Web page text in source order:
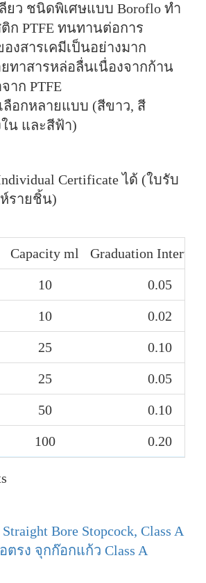
ยว ชนิดพิเศษแบบ Boroflo ทำ
ก PTFE ทนทานต่อการ
งสารเคมีเป็นอย่างมาก
ทาสารหล่อลื่นเนื่องจากก้าน
าก PTFE
ลือกหลายแบบ (สีขาว, สี
น และสีฟ้า)
Certificate ได้ (ใบรับ
ห์รายชิ้น)
Capacity ml Graduation
10 0.05
10 0.02
25 0.10
25 0.05
50 0.10
100 0.20
Bore Stopcock, Class A
รง จุกก๊อกแก้ว Class A